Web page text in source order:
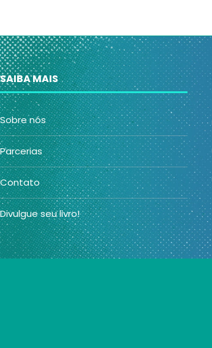
SAIBA MAIS
Sobre nós
Parcerias
Contato
Divulgue seu livro!